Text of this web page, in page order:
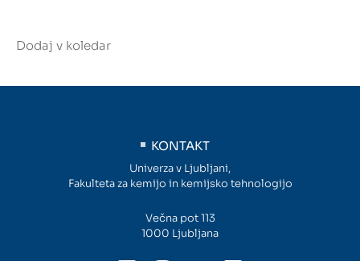
Dodaj v koledar
KONTAKT
Univerza v Ljubljani,
Fakulteta za kemijo in kemijsko tehnologijo
Večna pot 113
1000 Ljubljana